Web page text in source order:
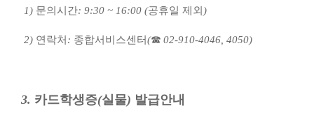
1) 문의시간: 9:30 ~ 16:00 (공휴일 제외 )
2) 연락처 : 종합서비스센터(☎02-910-4046, 4050)
3. 카드학생증(실물) 발급안내